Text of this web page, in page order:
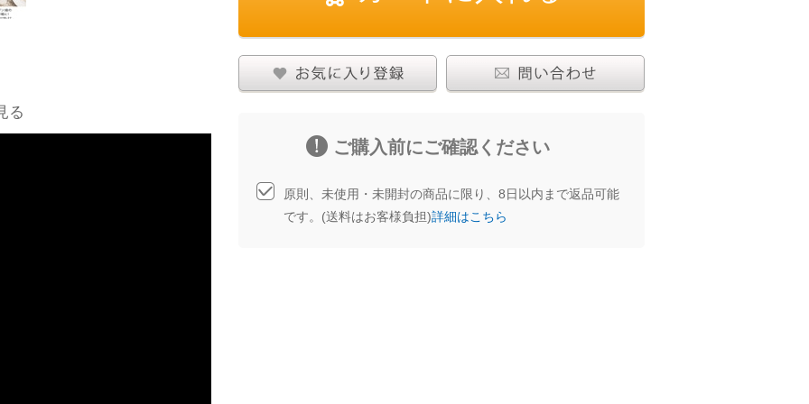
る
商品について問い合わせる
ご購入前にご確認ください
原則、未使用・未開封の商品に限り、8日以内まで返品可能
です。(送料はお客様負担)詳細はこちら